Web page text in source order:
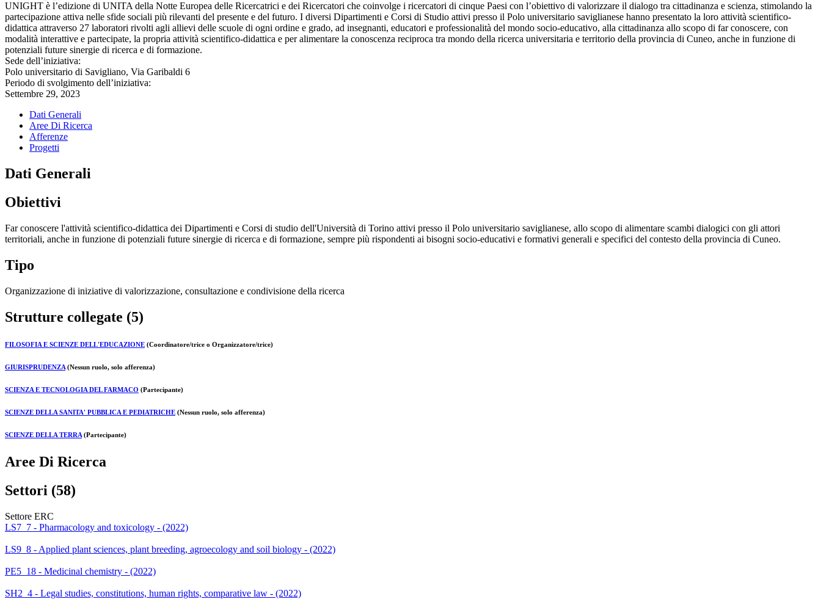
UNIGHT è l’edizione di UNITA della Notte Europea delle Ricercatrici e dei Ricercatori che coinvolge i ricercatori di cinque Paesi con l’obiettivo di valorizzare il dialogo tra cittadinanza e scienza, stimolando la
partecipazione attiva nelle sfide sociali più rilevanti del presente e del futuro. I diversi Dipartimenti e Corsi di Studio attivi presso il Polo universitario saviglianese hanno presentato la loro attività scientifico-
didattica attraverso 27 laboratori rivolti agli allievi delle scuole di ogni ordine e grado, ad insegnanti, educatori e professionalità del mondo socio-educativo, alla cittadinanza allo scopo di far conoscere, con
modalità interattive e partecipate, la propria attività scientifico-didattica e per alimentare la conoscenza reciproca tra mondo della ricerca universitaria e territorio della provincia di Cuneo, anche in funzione di
potenziali future sinergie di ricerca e di formazione.
Sede dell’iniziativa:
Polo universitario di Savigliano, Via Garibaldi 6
Periodo di svolgimento dell’iniziativa:
Settembre 29, 2023
Dati Generali
Aree Di Ricerca
Afferenze
Progetti
Dati Generali
Obiettivi
Far conoscere l'attività scientifico-didattica dei Dipartimenti e Corsi di studio dell'Università di Torino attivi presso il Polo universitario saviglianese, allo scopo di alimentare scambi dialogici con gli attori
territoriali, anche in funzione di potenziali future sinergie di ricerca e di formazione, sempre più rispondenti ai bisogni socio-educativi e formativi generali e specifici del contesto della provincia di Cuneo.
Tipo
Organizzazione di iniziative di valorizzazione, consultazione e condivisione della ricerca
Strutture collegate (5)
FILOSOFIA E SCIENZE DELL'EDUCAZIONE (Coordinatore/trice o Organizzatore/trice)
GIURISPRUDENZA (Nessun ruolo, solo afferenza)
SCIENZA E TECNOLOGIA DEL FARMACO (Partecipante)
SCIENZE DELLA SANITA' PUBBLICA E PEDIATRICHE (Nessun ruolo, solo afferenza)
SCIENZE DELLA TERRA (Partecipante)
Aree Di Ricerca
Settori (58)
Settore ERC
LS7_7 - Pharmacology and toxicology - (2022)
LS9_8 - Applied plant sciences, plant breeding, agroecology and soil biology - (2022)
PE5_18 - Medicinal chemistry - (2022)
SH2_4 - Legal studies, constitutions, human rights, comparative law - (2022)